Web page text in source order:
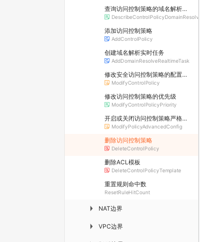
查询访问控制策略的域名解析结果
DescribeControlPolicyDomainResolve
添加访问控制策略
AddControlPolicy
创建域名解析实时任务
AddDomainResolveRealtimeTask
修改安全访问控制策略的配置信息
ModifyControlPolicy
修改访问控制策略的优先级
ModifyControlPolicyPriority
开启或关闭访问控制策略严格模式
ModifyPolicyAdvancedConfig
删除访问控制策略
DeleteControlPolicy
删除ACL模板
DeleteControlPolicyTemplate
重置规则命中数
ResetRuleHitCount
▶ NAT边界
▶ VPC边界